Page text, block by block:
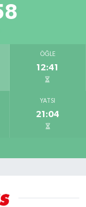
ÖĞLE
12:41
YATSI
21:04